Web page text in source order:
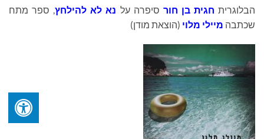
הבלוגרית חגית בן חור סיפרה על נא לא להילחץ, ספר מתח
שכתבה מיילי מלוי (הוצאת מודן)